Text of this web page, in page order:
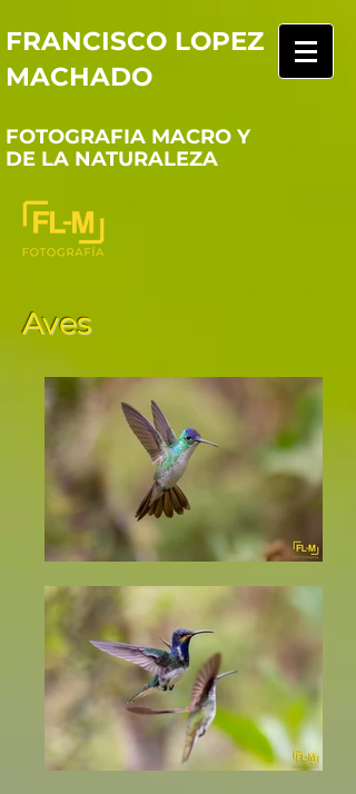
FRANCISCO LOPEZ
MACHADO
FOTOGRAFIA MACRO Y
DE LA NATURALEZA
Aves